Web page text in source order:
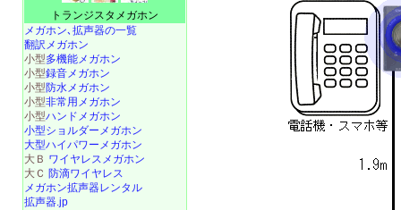
トランジスタメガホン
メガホン､拡声器の一覧
翻訳メガホン
小型多機能メガホン
小型録音メガホン
小型防水メガホン
小型非常用メガホン
小型ハンドメガホン
小型ショルダーメガホン
大型ハイパワーメガホン
大Ｂ ワイヤレスメガホン
大Ｃ 防滴ワイヤレス
メガホン拡声器レンタル
拡声器.jp